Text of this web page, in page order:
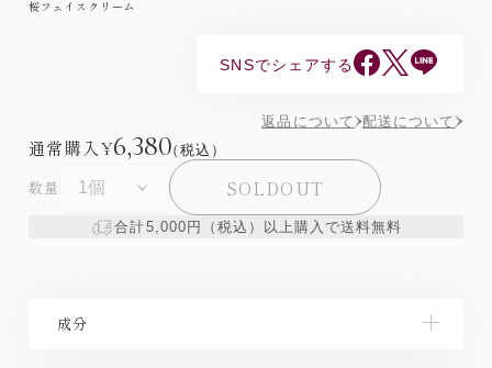
桜フェイスクリーム
SNSでシェアする
返品について 配送について
通常購入 ¥6,380（税込）
数量 SOLDOUT
合計5,000円（税込）以上購入で送料無料
成分